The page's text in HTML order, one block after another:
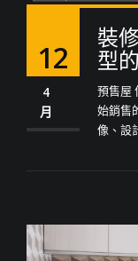
12
4
月
裝
型
預售屋
始銷售
像、設